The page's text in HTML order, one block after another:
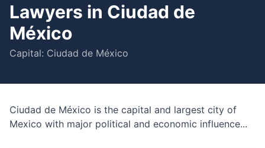
Lawyers in Ciudad de
México
Capital: Ciudad de México
Ciudad de México is the capital and largest city of
Mexico with major political and economic influence...